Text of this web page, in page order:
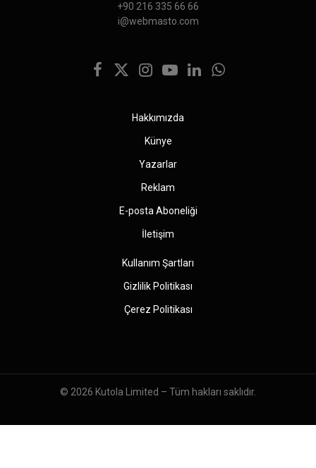
+90 216 335 66 66
i@webmasto.com
Facebook
X
Instagram
YouTubeLinkedInWhatsApp
Hakkımızda
Künye
Yazarlar
Reklam
E-posta Aboneliği
İletişim
Kullanım Şartları
Gizlilik Politikası
Çerez Politikası
© 2026 Kutola Limited – Tüm hakları saklıdır.